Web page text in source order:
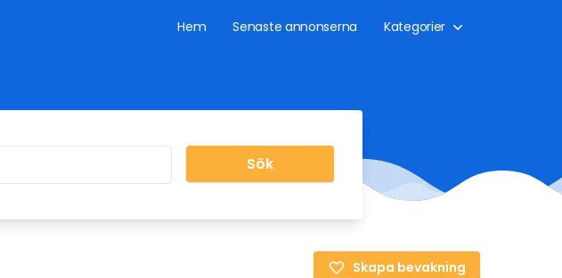
Hem Senaste annonserna Kategorier
Sök
Skapa bevakning